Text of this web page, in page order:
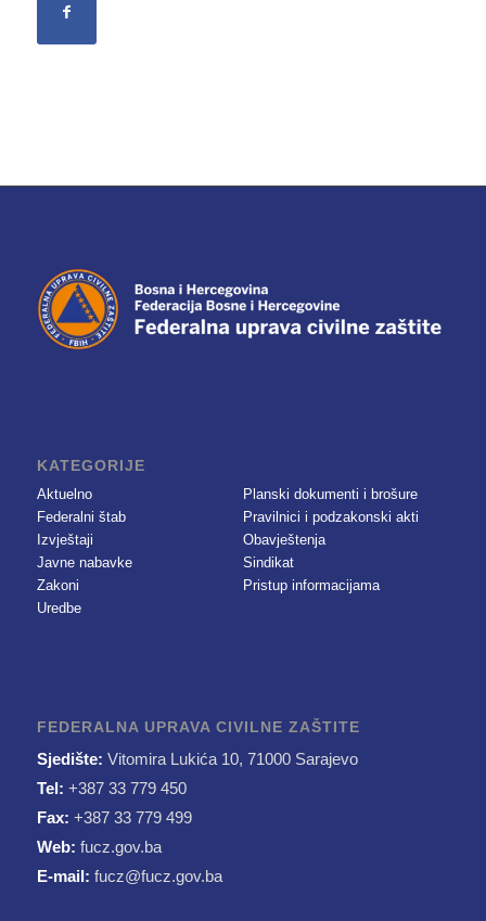
KATEGORIJE
Aktuelno
Federalni štab
Izvještaji
Javne nabavke
Zakoni
Uredbe
Planski dokumenti i brošure
Pravilnici i podzakonski akti
Obavještenja
Sindikat
Pristup informacijama
FEDERALNA UPRAVA CIVILNE ZAŠTITE
Sjedište: Vitomira Lukića 10, 71000 Sarajevo
Tel: +387 33 779 450
Fax: +387 33 779 499
Web: fucz.gov.ba
E-mail: fucz@fucz.gov.ba